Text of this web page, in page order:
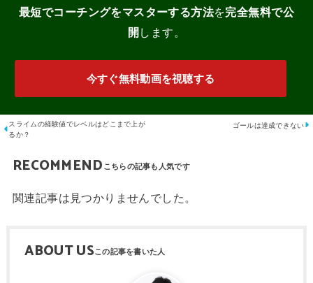
最短でコーチングをマスターする方法を完全無料で公
開します。
今すぐ無料動画を視聴する
スライムの経験値でレベルはどこまで上が
るか？
ゴールは達成できない
RECOMMEND
関連記事は見つかりませんでした。
ABOUT US